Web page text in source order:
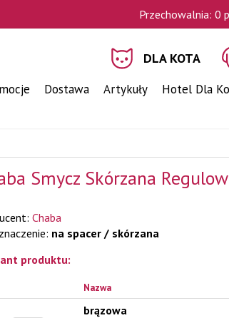
Przechowalnia: 0
DLA KOTA
Dostawa Artykuły Hotel Dla
Smycz Skórzana
Chaba
na spacer / skórzana
produktu:
Nazwa
brązowa